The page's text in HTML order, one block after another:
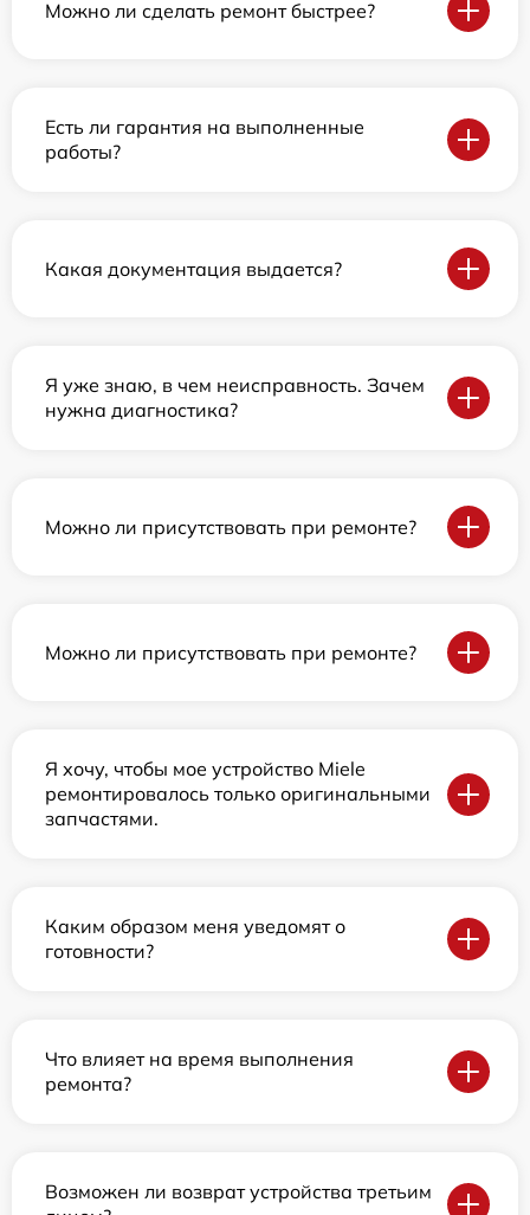
Можно ли сделать ремонт быстрее?
Есть ли гарантия на выполненные
работы?
Какая документация выдается?
Я уже знаю, в чем неисправность. Зачем
нужна диагностика?
Можно ли присутствовать при ремонте?
Можно ли присутствовать при ремонте?
Я хочу, чтобы мое устройство Miele
ремонтировалось только оригинальными
запчастями.
Каким образом меня уведомят о
готовности?
Что влияет на время выполнения
ремонта?
Возможен ли возврат устройства третьим